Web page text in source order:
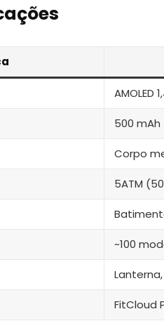
AMOLED
500
Corpo
5ATM
~100
FitCloud